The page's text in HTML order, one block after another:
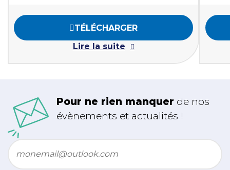
TÉLÉCHARGER
Lire la suite
Pour ne rien manquer de nos
évènements et actualités !
Email